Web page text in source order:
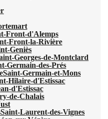
Front-d'Alemps
Front-la-Rivière
Geniès
Georges-de-Montclard
Germain-des-Prés
Saint-Germain-et-Mons
Hilaire-d'Estissac
d'Estissac
de-Chalais
Saint-Laurent-des-Vignes